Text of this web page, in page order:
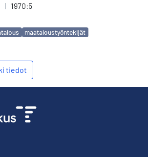
| 1970:5
maataloustyöntekijät
tiedot